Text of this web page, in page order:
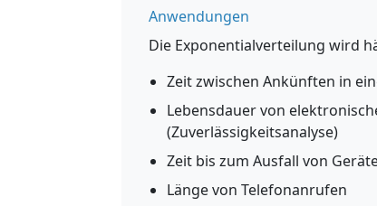
Anwendungen
Die Exponentialverteilung wird
Zeit zwischen Ankünften in
Lebensdauer von
(Zuverlässigkeitsanalyse)
Zeit bis zum Ausfall von
Länge von Telefonanrufen